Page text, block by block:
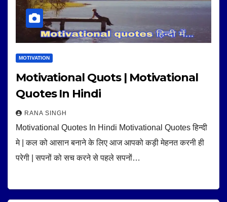
MOTIVATION
Motivational Quots | Motivational
Quotes In Hindi
RANA SINGH
Motivational Quotes In Hindi Motivational Quotes हिन्दी
मे | कल को आसान बनाने के लिए आज आपको कड़ी मेहनत करनी ही
परेगी | सपनों को सच करने से पहले सपनों…